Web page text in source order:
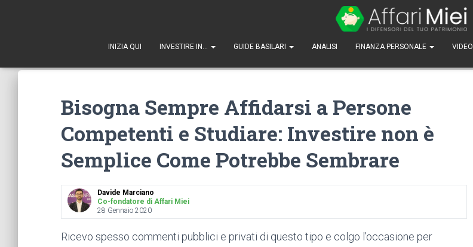
INIZIA QUI INVESTIRE IN… GUIDE BASILARI ANALISI FINANZA PERSONALE VIDEO
Bisogna Sempre Affidarsi a Persone
Competenti e Studiare: Investire non è
Semplice Come Potrebbe Sembrare
Davide Marciano
Co-fondatore di Affari Miei
28 Gennaio 2020
Ricevo spesso commenti pubblici e privati di questo tipo e colgo l’occasione per